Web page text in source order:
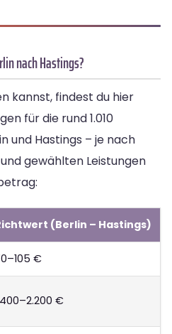
nach Hastings?
kannst, findest du hier
für die rund 1.010
und Hastings – je nach
gewählten Leistungen
(Berlin – Hastings)
€
€